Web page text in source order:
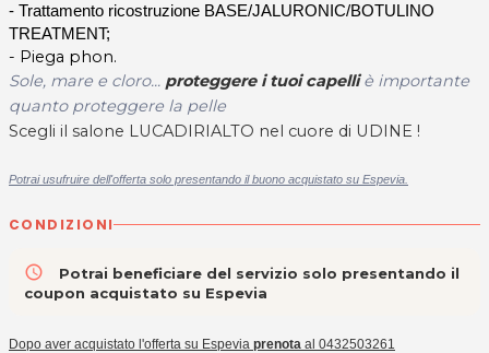
- Trattamento ricostruzione BASE/JALURONIC/BOTULINO
TREATMENT;
- Piega phon.
Sole, mare e cloro... proteggere i tuoi capelliè importante
quanto proteggere la pelle
Scegli il salone LUCADIRIALTO nel cuore di UDINE !
Potrai usufruire dell'offerta solo presentando il buono acquistato su Espevia.
CONDIZIONI
access_time
Potrai beneficiare del servizio solo presentando il
coupon acquistato su Espevia
Dopo aver acquistato l'offerta su Espevia prenota al 0432503261